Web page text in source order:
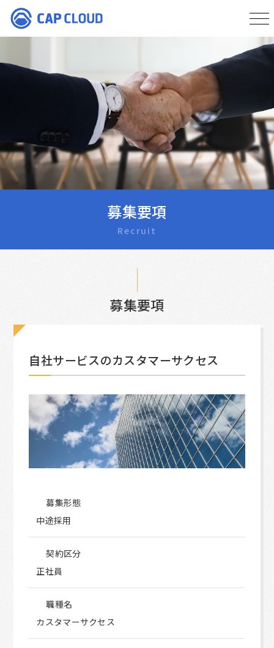
募集要項
Recruit
募集要項
自社サービスのカスタマーサクセス
募集形態
中途採用
契約区分
正社員
職種名
カスタマーサクセス